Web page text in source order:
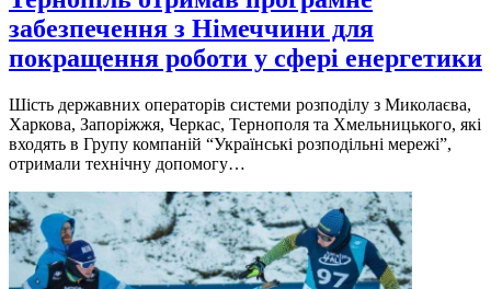
забезпечення з Німеччини для
покращення роботи у сфері енергетики
Шість державних операторів системи розподілу з Миколаєва,
Харкова, Запоріжжя, Черкас, Тернополя та Хмельницького, які
входять в Групу компаній “Українські розподільні мережі”,
отримали технічну допомогу…